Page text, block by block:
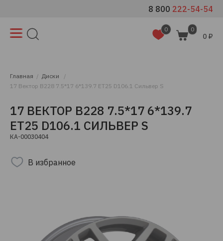
8 800 222-54-54
0 0
0 ₽
Главная
Диски
17 Вектор B228 7.5*17 6*139.7 ET25 D106.1 Сильвер S
17 ВЕКТОР B228 7.5*17 6*139.7
ET25 D106.1 СИЛЬВЕР S
КА-00030404
В избранное